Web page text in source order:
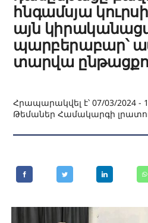
հնգամսյա
այն
պարբերաբար՝
տարվա
Հրապարակվել է՝ 07/03/2024 -
ԹեմաներՀամակարգի